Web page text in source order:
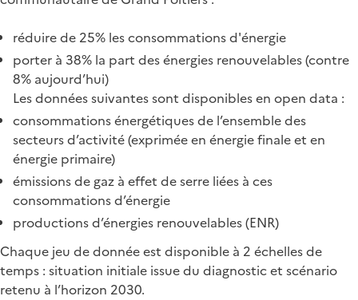
réduire de 25% les consommations d'énergie
porter à 38% la part des énergies renouvelables (contre
8% aujourd’hui)
Les données suivantes sont disponibles en open data :
consommations énergétiques de l’ensemble des
secteurs d’activité (exprimée en énergie finale et en
énergie primaire)
émissions de gaz à effet de serre liées à ces
consommations d’énergie
productions d’énergies renouvelables (ENR)
Chaque jeu de donnée est disponible à 2 échelles de
temps : situation initiale issue du diagnostic et scénario
retenu à l’horizon 2030.